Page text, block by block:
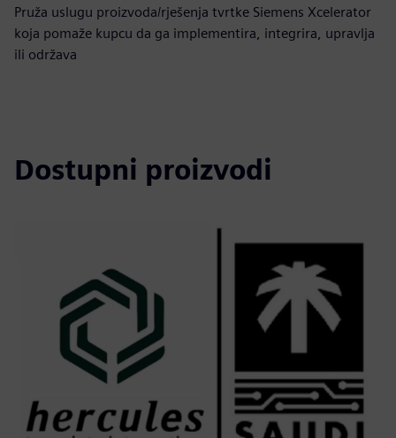
Pruža uslugu proizvoda/rješenja tvrtke Siemens Xcelerator
koja pomaže kupcu da ga implementira, integrira, upravlja
ili održava
Dostupni proizvodi